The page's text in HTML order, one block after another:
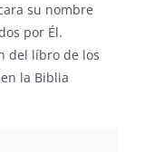
su nombre
por Él.
del líbro de los
la Biblia